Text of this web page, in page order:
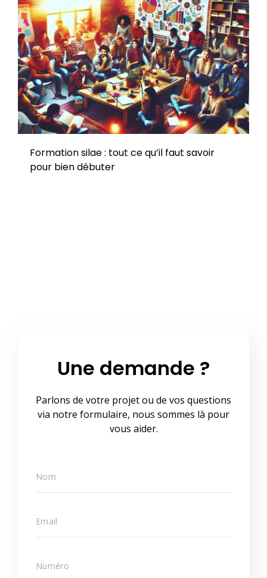
Formation silae : tout ce qu’il faut savoir
pour bien débuter
Une demande ?
Parlons de votre projet ou de vos questions
via notre formulaire, nous sommes là pour
vous aider.